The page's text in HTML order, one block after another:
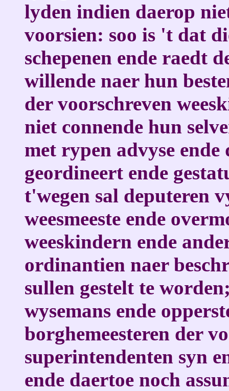
lyden indien daerop
voorsien: soo is 't dat
schepenen ende raedt
willende naer hun
der voorschreven
niet connende hun
met rypen advyse
geordineert ende
t'wegen sal deputeren
weesmeeste ende
weeskindern ende
ordinantien naer
sullen gestelt te
wysemans ende
borghemeesteren der
superintendenten syn
ende daertoe noch